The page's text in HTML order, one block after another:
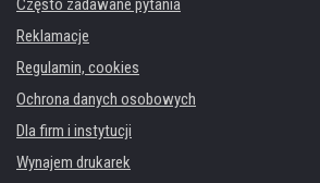
Często zadawane pytania
Reklamacje
Regulamin, cookies
Ochrona danych osobowych
Dla firm i instytucji
Wynajem drukarek